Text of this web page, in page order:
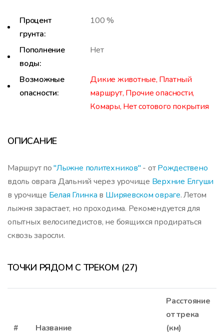
Процент
грунта:
100 %
Пополнение
воды:
Нет
Возможные
опасности:
Дикие животные, Платный
маршрут, Прочие опасности,
Комары, Нет сотового покрытия
ОПИСАНИЕ
Маршрут по"Лыжне политехников" - отРождествено
вдоль оврага Дальний через урочище Верхние Елгуши
в урочище Белая Глинка в Ширяевском овраге. Летом
лыжня зарастает, но проходима. Рекомендуется для
опытных велосипедистов, не боящихся продираться
сквозь заросли.
ТОЧКИ РЯДОМ С ТРЕКОМ (27)
# Название
Расстояние
от трека
(км)